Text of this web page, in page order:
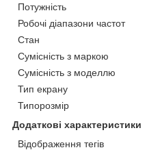
Потужність
Робочі діапазони частот
Стан
Сумісність з маркою
Сумісність з моделлю
Тип екрану
Типорозмір
Додаткові характеристики
Відображення тегів